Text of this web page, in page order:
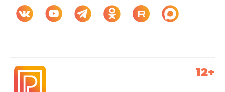
12+